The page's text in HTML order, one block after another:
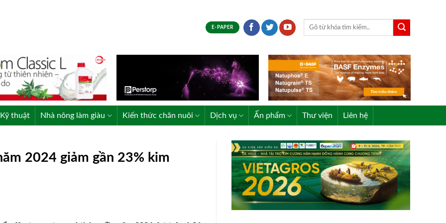
E-PAPER
thuật Nhà nông làm giàu Kiến thức chăn nuôi Dịch vụ Ấn phẩm Thư viện Liên hệ
2024 giảm gần 23% kim